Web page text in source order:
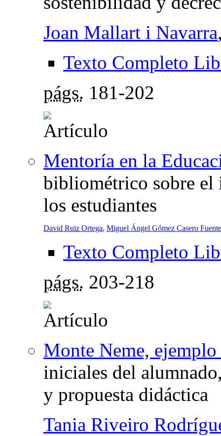
Joan Mallart i Navarra
Texto Completo
págs. 181-202
Mentoría en la
bibliométrico sobre el
los estudiantes
David Ruiz Ortega, Miguel Ángel Gómez Casero
Texto Completo
págs. 203-218
Monte Neme,
iniciales del
y propuesta didáctica
Tania Riveiro